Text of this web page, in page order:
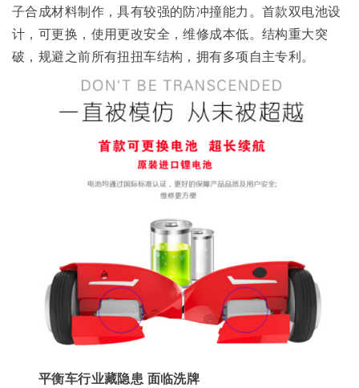
子合成材料制作，具有较强的防冲撞能力。首款双电池设
计，可更换，使用更改安全，维修成本低。结构重大突
破，规避之前所有扭扭车结构，拥有多项自主专利。
平衡车行业藏隐患 面临洗牌